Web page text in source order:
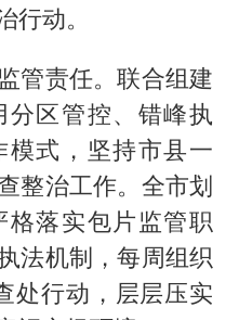
幕式
东航：国内客票提前14天免费退改
开新局
行动。
管责任。联合组建
区管控、错峰执
式，坚持市县一
整治工作。全市划
落实包片监管职
法机制，每周组织
处行动，层层压实